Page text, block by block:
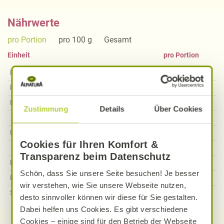
Zustimmung Details Über Cookies
Cookies für Ihren Komfort &
Transparenz beim Datenschutz
Schön, dass Sie unsere Seite besuchen! Je besser
wir verstehen, wie Sie unsere Webseite nutzen,
desto sinnvoller können wir diese für Sie gestalten.
Dabei helfen uns Cookies. Es gibt verschiedene
Cookies – einige sind für den Betrieb der Webseite
Nährwerte
pro Portion pro 100 g Gesamt
Einheit
kcal
kJ
Fett
Kohlenhydrate
Davon Zucker
Ballaststoffe
Eiweiß
Salz
pro Portion
2088kJ
15,04g